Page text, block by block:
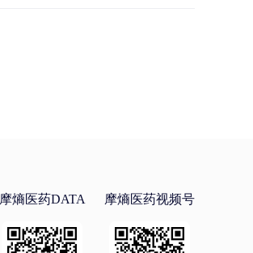
摩熵医药DATA 摩熵医药视频号